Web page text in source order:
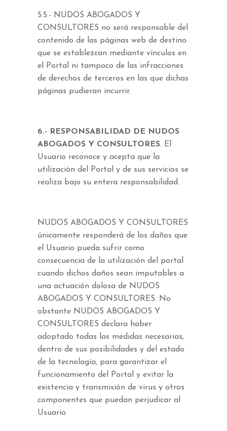
5.5.- NUDOS ABOGADOS Y
CONSULTORES no será responsable del
contenido de las páginas web de destino
que se establezcan mediante vínculos en
el Portal ni tampoco de las infracciones
de derechos de terceros en las que dichas
páginas pudieran incurrir.
6.- RESPONSABILIDAD DE NUDOS
ABOGADOS Y CONSULTORES. El
Usuario reconoce y acepta que la
utilización del Portal y de sus servicios se
realiza bajo su entera responsabilidad.
NUDOS ABOGADOS Y CONSULTORES
únicamente responderá de los daños que
el Usuario pueda sufrir como
consecuencia de la utilización del portal
cuando dichos daños sean imputables a
una actuación dolosa de NUDOS
ABOGADOS Y CONSULTORES. No
obstante NUDOS ABOGADOS Y
CONSULTORES declara haber
adoptado todas las medidas necesarias,
dentro de sus posibilidades y del estado
de la tecnología, para garantizar el
funcionamiento del Portal y evitar la
existencia y transmisión de virus y otros
componentes que puedan perjudicar al
Usuario.